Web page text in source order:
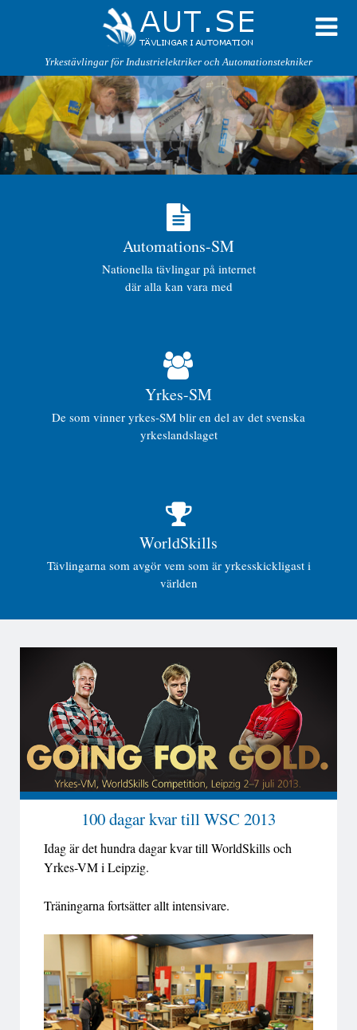
Yrkestävlingar för Industrielektriker och Automationstekniker
Automations-SM
Nationella tävlingar på internet
där alla kan vara med
Yrkes-SM
De som vinner yrkes-SM blir en del av det svenska
yrkeslandslaget
WorldSkills
Tävlingarna som avgör vem som är yrkesskickligast i
världen
100 dagar kvar till WSC 2013
Idag är det hundra dagar kvar till WorldSkills och
Yrkes-VM i Leipzig.
Träningarna fortsätter allt intensivare.